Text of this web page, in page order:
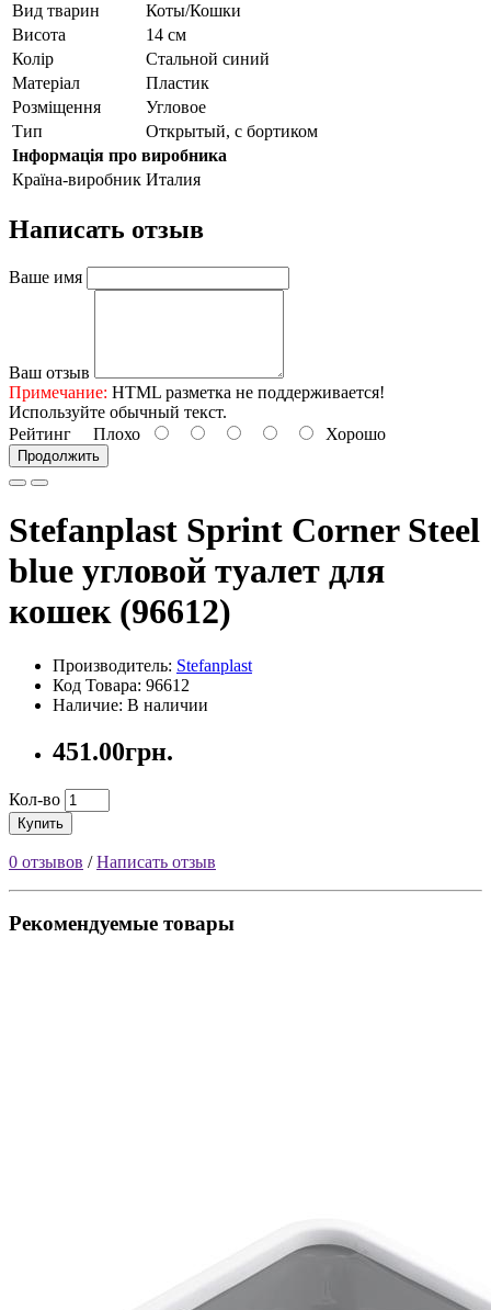
Вид тварин
Коты/Кошки
Висота
14 см
Колір
Стальной синий
Матеріал
Пластик
Розміщення
Угловое
Тип
Открытый, с бортиком
Інформація про виробника
Країна-виробник Италия
Написать отзыв
Ваше имя
Ваш отзыв
Примечание: HTML разметка не поддерживается!
Используйте обычный текст.
Рейтинг Плохо Хорошо
Продолжить
Stefanplast Sprint Corner Steel
blue угловой туалет для
кошек (96612)
Производитель: Stefanplast
Код Товара: 96612
Наличие: В наличии
451.00грн.
Кол-во
Купить
0 отзывов /Написать отзыв
Рекомендуемые товары